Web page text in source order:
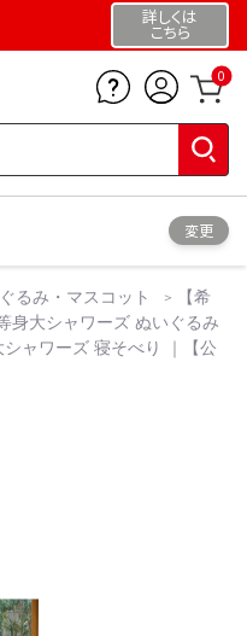
詳しくは
こちら
0
変更
るみ・マスコット
【希
身大シャワーズ ぬいぐるみ
ャワーズ 寝そべり ｜【公